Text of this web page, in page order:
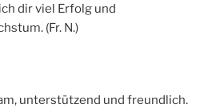
dir viel Erfolg und
(Fr. N.)
unterstützend und freundlich.